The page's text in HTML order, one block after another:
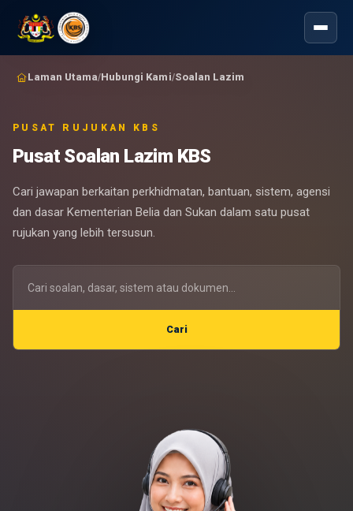
Laman Utama/Hubungi Kami/Soalan Lazim
PUSAT RUJUKAN KBS
Pusat Soalan Lazim KBS
Cari jawapan berkaitan perkhidmatan, bantuan, sistem, agensi
dan dasar Kementerian Belia dan Sukan dalam satu pusat
rujukan yang lebih tersusun.
Cari